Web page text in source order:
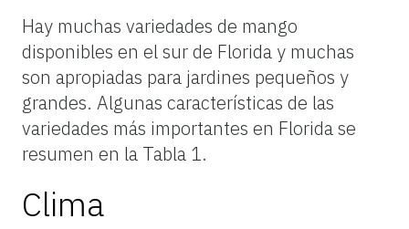
Hay muchas variedades de mango
disponibles en el sur de Florida y muchas
son apropiadas para jardines pequeños y
grandes. Algunas características de las
variedades más importantes en Florida se
resumen en la Tabla 1.
Clima